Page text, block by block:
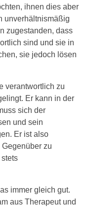
ihnen dies aber
unverhältnismäßig
zugestanden, dass
sind und sie in
sie jedoch lösen
verantwortlich zu
Er kann in der
sich der
und sein
Er ist also
zu
immer gleich gut.
aus Therapeut und